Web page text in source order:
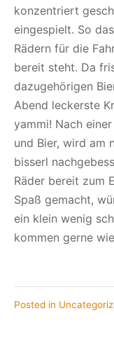
konzentriert
eingespielt. So
Rädern für die
bereit steht. Da
dazugehörigen
Abend leckerste
yammi! Nach
und Bier, wird am
bisserl
Räder bereit zum
Spaß gemacht,
ein klein wenig
kommen gerne
Posted in